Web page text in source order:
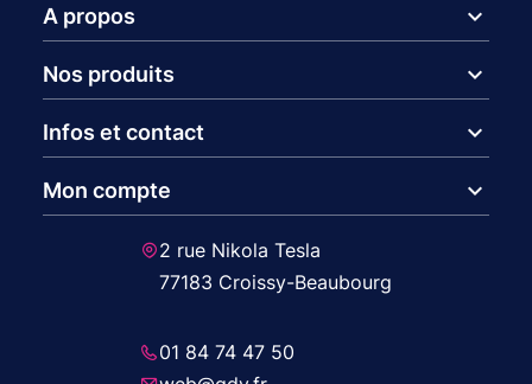
A propos expand_more
Nos produits expand_more
Infos et contact expand_more
Mon compte expand_more
2 rue Nikola Tesla
77183 Croissy-Beaubourg
01 84 74 47 50